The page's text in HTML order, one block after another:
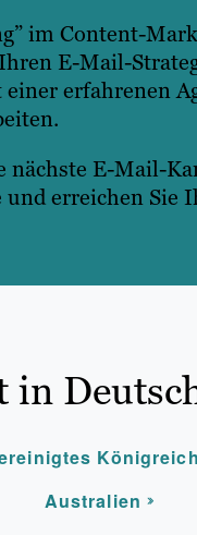
im Content-
E-Mail-
erfahrenen
nächste E-Mail-
und erreichen Sie
in
Königreich
Australien